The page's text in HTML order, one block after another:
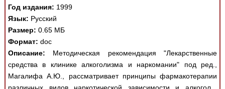
Год издания: 1999
Язык: Русский
Размер: 0.65 МБ
Формат: doc
Описание: Методическая рекомендация "Лекарственные
средства в клинике алкоголизма и наркомании" под ред.,
Магалифа А.Ю., рассматривает принципы фармакотерапии